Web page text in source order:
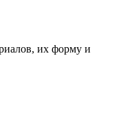
их форму и